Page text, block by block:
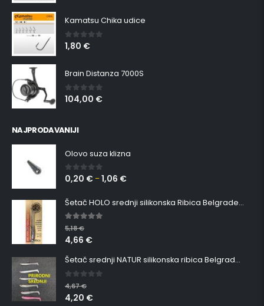
Kamatsu Chika udice
0 out of 5
1,80 €
Brain Distanza 7000S
0out of 5
104,00 €
NAJPRODAVANIJI
Olovo suza klizna
0 out of 5
0,20 € –1,06 €
Šetač HOLO srednji silikonska Ribica Belgrade Walker
5.00out of 5
5,18€
4,66 €
Šetač srednji NATUR silikonska ribica Belgrade Walker
0 out of 5
4,67€
4,20 €